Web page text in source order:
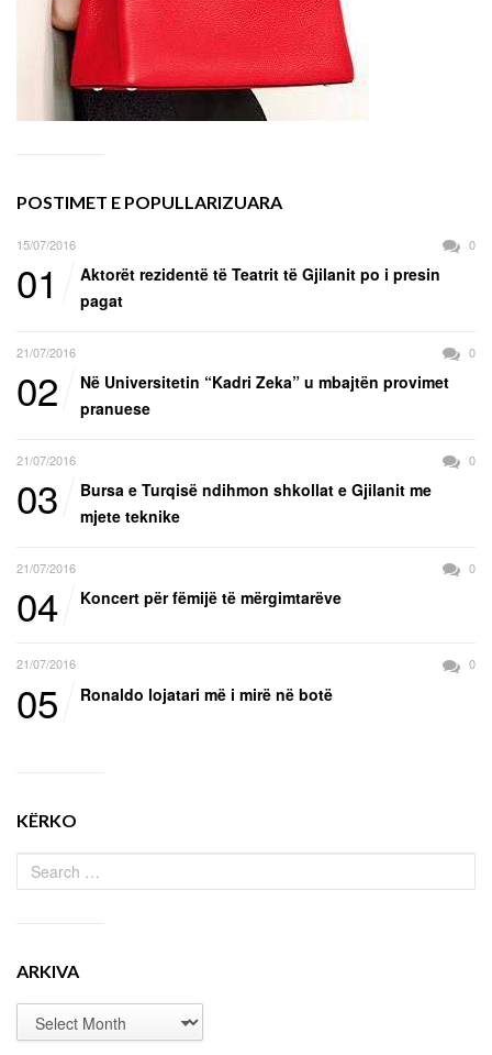
POSTIMET E POPULLARIZUARA
15/07/2016 0
01
Aktorët rezidentë të Teatrit të Gjilanit po i presin
pagat
21/07/2016 0
02
Në Universitetin “Kadri Zeka” u mbajtën provimet
pranuese
21/07/2016 0
03
Bursa e Turqisë ndihmon shkollat e Gjilanit me
mjete teknike
21/07/2016 0
04 Koncert për fëmijë të mërgimtarëve
21/07/2016 0
05 Ronaldo lojatari më i mirë në botë
KËRKO
ARKIVA